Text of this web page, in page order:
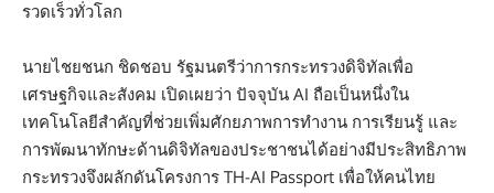
รวดเร็วทั่วโลก
นายไชยชนก ชิดชอบ รัฐมนตรีว่าการกระทรวงดิจิทัลเพื่อ
เศรษฐกิจและสังคม เปิดเผยว่า ปัจจุบัน AI ถือเป็นหนึ่งใน
เทคโนโลยีสำคัญที่ช่วยเพิ่มศักยภาพการทำงาน การเรียนรู้ และ
การพัฒนาทักษะด้านดิจิทัลของประชาชนได้อย่างมีประสิทธิภาพ
กระทรวงจึงผลักดันโครงการ TH-AI Passport เพื่อให้คนไทย